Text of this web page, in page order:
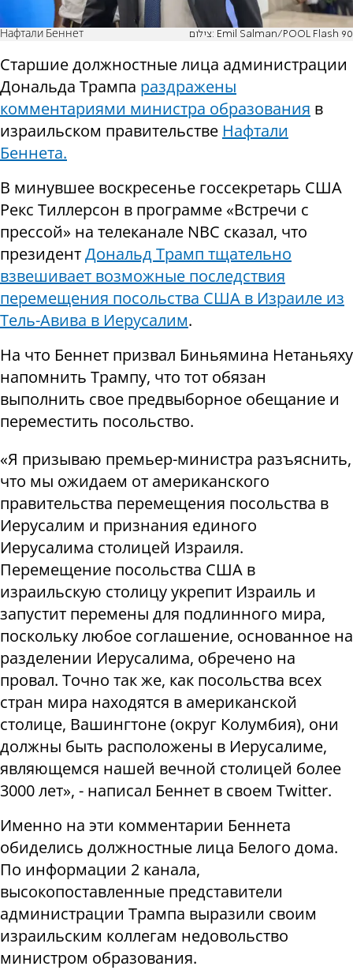
Нафтали Беннет צילום: Emil Salman/POOL Flash 90
Старшие должностные лица администрации
Дональда Трампа раздражены
комментариями министра образования в
израильском правительстве Нафтали
Беннета.
В минувшее воскресенье госсекретарь США
Рекс Тиллерсон в программе «Встречи с
прессой» на телеканале NBC сказал, что
президентДональд Трамп тщательно
взвешивает возможные последствия
перемещения посольства США в Израиле из
Тель-Авива в Иерусалим.
На что Беннет призвал Биньямина Нетаньяху
напомнить Трампу, что тот обязан
выполнить свое предвыборное обещание и
переместить посольство.
«Я призываю премьер-министра разъяснить,
что мы ожидаем от американского
правительства перемещения посольства в
Иерусалим и признания единого
Иерусалима столицей Израиля.
Перемещение посольства США в
израильскую столицу укрепит Израиль и
запустит перемены для подлинного мира,
поскольку любое соглашение, основанное на
разделении Иерусалима, обречено на
провал. Точно так же, как посольства всех
стран мира находятся в американской
столице, Вашингтоне (округ Колумбия), они
должны быть расположены в Иерусалиме,
являющемся нашей вечной столицей более
3000 лет», - написал Беннет в своем Twitter.
Именно на эти комментарии Беннета
обиделись должностные лица Белого дома.
По информации 2 канала,
высокопоставленные представители
администрации Трампа выразили своим
израильским коллегам недовольство
министром образования.